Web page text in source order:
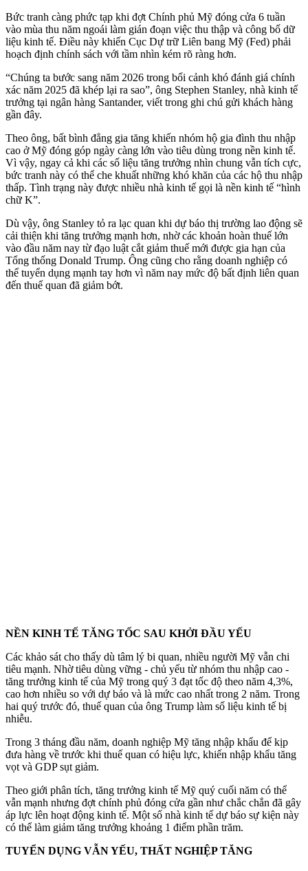
Bức tranh càng phức tạp khi đợt Chính phủ Mỹ đóng cửa 6 tuần
vào mùa thu năm ngoái làm gián đoạn việc thu thập và công bố dữ
liệu kinh tế. Điều này khiến Cục Dự trữ Liên bang Mỹ (Fed) phải
hoạch định chính sách với tầm nhìn kém rõ ràng hơn.
“Chúng ta bước sang năm 2026 trong bối cảnh khó đánh giá chính
xác năm 2025 đã khép lại ra sao”, ông Stephen Stanley, nhà kinh tế
trưởng tại ngân hàng Santander, viết trong ghi chú gửi khách hàng
gần đây.
Theo ông, bất bình đẳng gia tăng khiến nhóm hộ gia đình thu nhập
cao ở Mỹ đóng góp ngày càng lớn vào tiêu dùng trong nền kinh tế.
Vì vậy, ngay cả khi các số liệu tăng trưởng nhìn chung vẫn tích cực,
bức tranh này có thể che khuất những khó khăn của các hộ thu nhập
thấp. Tình trạng này được nhiều nhà kinh tế gọi là nền kinh tế “hình
chữ K”.
Dù vậy, ông Stanley tỏ ra lạc quan khi dự báo thị trường lao động sẽ
cải thiện khi tăng trưởng mạnh hơn, nhờ các khoản hoàn thuế lớn
vào đầu năm nay từ đạo luật cắt giảm thuế mới được gia hạn của
Tổng thống Donald Trump. Ông cũng cho rằng doanh nghiệp có
thể tuyển dụng mạnh tay hơn vì năm nay mức độ bất định liên quan
đến thuế quan đã giảm bớt.
NỀN KINH TẾ TĂNG TỐC SAU KHỞI ĐẦU YẾU
Các khảo sát cho thấy dù tâm lý bi quan, nhiều người Mỹ vẫn chi
tiêu mạnh. Nhờ tiêu dùng vững - chủ yếu từ nhóm thu nhập cao -
tăng trưởng kinh tế của Mỹ trong quý 3 đạt tốc độ theo năm 4,3%,
cao hơn nhiều so với dự báo và là mức cao nhất trong 2 năm. Trong
hai quý trước đó, thuế quan của ông Trump làm số liệu kinh tế bị
nhiễu.
Trong 3 tháng đầu năm, doanh nghiệp Mỹ tăng nhập khẩu để kịp
đưa hàng về trước khi thuế quan có hiệu lực, khiến nhập khẩu tăng
vọt và GDP sụt giảm.
Theo giới phân tích, tăng trưởng kinh tế Mỹ quý cuối năm có thể
vẫn mạnh nhưng đợt chính phủ đóng cửa gần như chắc chắn đã gây
áp lực lên hoạt động kinh tế. Một số nhà kinh tế dự báo sự kiện này
có thể làm giảm tăng trưởng khoảng 1 điểm phần trăm.
TUYỂN DỤNG VẪN YẾU, THẤT NGHIỆP TĂNG